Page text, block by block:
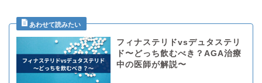
フィナステリドvsデュタステリ
ド〜どっち飲むべき？AGA治療
中の医師が解説〜